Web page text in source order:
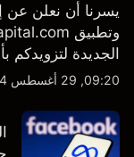
الجديدة لتزويدكم
جانب قصص
بالضبط.
09:20, 29 أغسطس 2024